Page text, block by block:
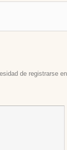
de registrarse en